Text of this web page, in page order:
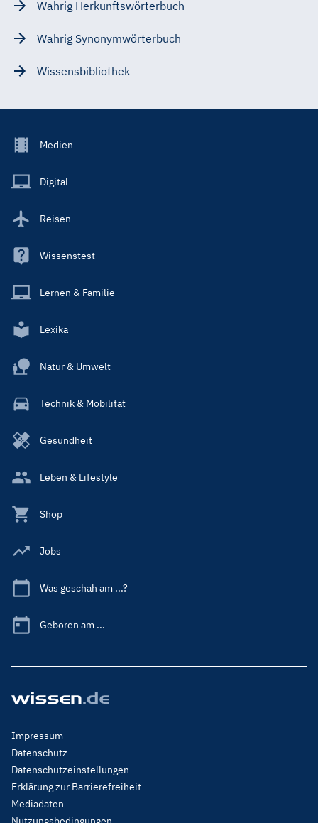
Wahrig Herkunftswörterbuch
Wahrig Synonymwörterbuch
Wissensbibliothek
Footer
Main
Medien
Digital
Reisen
Wissenstest
Lernen & Familie
Lexika
Natur & Umwelt
Technik & Mobilität
Gesundheit
Leben & Lifestyle
Shop
Jobs
Was geschah am ...?
Geboren am ...
Footer
Menu
Legal
Impressum
Datenschutz
Datenschutzeinstellungen
Erklärung zur Barrierefreiheit
Mediadaten